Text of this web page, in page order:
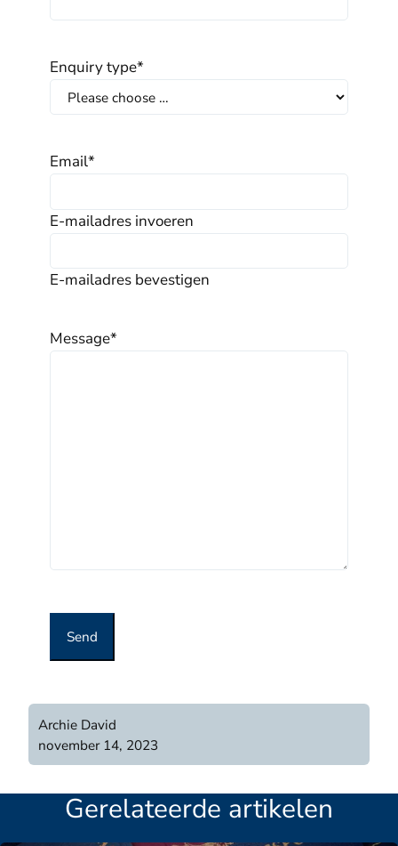
Enquiry type*
Email*
E-mailadres invoeren
E-mailadres bevestigen
Message*
Send
Archie David
november 14, 2023
Gerelateerde artikelen